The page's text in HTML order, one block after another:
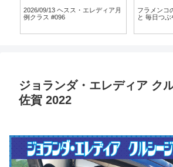
2026/09/13 ヘスス・エレディア月
例クラス #096
フラメンコ
と 毎日つぶ
ジョランダ・エレディア ク
佐賀 2022